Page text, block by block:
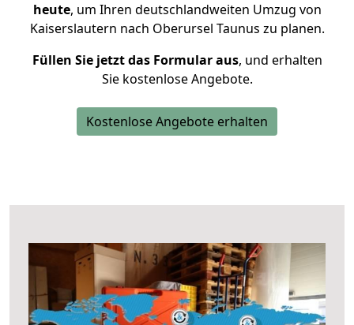
heute, um Ihren deutschlandweiten Umzug von
Kaiserslautern nach Oberursel Taunus zu planen.
Füllen Sie jetzt das Formular aus, und erhalten
Sie kostenlose Angebote.
Kostenlose Angebote erhalten